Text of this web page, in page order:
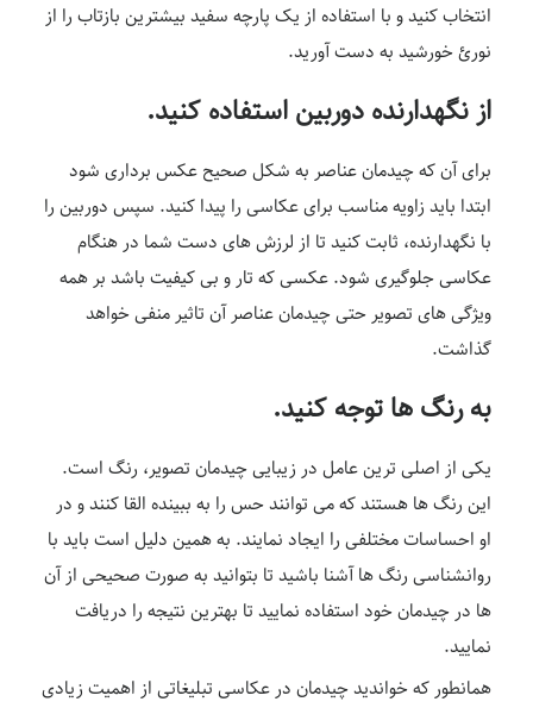
انتخاب کنید و با استفاده از یک پارچه سفید بیشترین بازتاب را از
نورئ خورشید به دست آورید.
از نگهدارنده دوربین استفاده کنید.
برای آن که چیدمان عناصر به شکل صحیح عکس برداری شود
ابتدا باید زاویه مناسب برای عکاسی را پیدا کنید. سپس دوربین را
با نگهدارنده، ثابت کنید تا از لرزش های دست شما در هنگام
عکاسی جلوگیری شود. عکسی که تار و بی کیفیت باشد بر همه
ویژگی های تصویر حتی چیدمان عناصر آن تاثیر منفی خواهد
گذاشت.
به رنگ ها توجه کنید.
یکی از اصلی ترین عامل در زیبایی چیدمان تصویر، رنگ است.
این رنگ ها هستند که می توانند حس را به ببینده القا کنند و در
او احساسات مختلفی را ایجاد نمایند. به همین دلیل است باید با
روانشناسی رنگ ها آشنا باشید تا بتوانید به صورت صحیحی از آن
ها در چیدمان خود استفاده نمایید تا بهترین نتیجه را دریافت
نمایید.
همانطور که خواندید چیدمان در عکاسی تبلیغاتی از اهمیت زیادی